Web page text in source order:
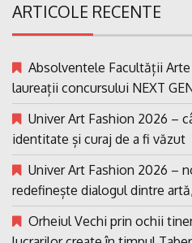
ARTICOLE RECENTE
Absolventele Facultății
laureații concursului NEXT
Univer Art Fashion 2026 –
identitate și curaj de a fi văzut
Univer Art Fashion 2026 –
redefinește dialogul dintre
Orheiul Vechi prin ochii